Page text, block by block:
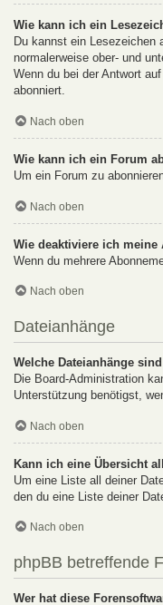
Wie kann ich ein
Du kannst ein Lesezeichen
normalerweise ober- und
Wenn du bei der Antwort
abonniert.
Nach oben
Wie kann ich ein Forum
Um ein Forum zu
Nach oben
Wie deaktiviere ich meine
Wenn du mehrere
Nach oben
Dateianhänge
Welche Dateianhänge
Die Board-Administration
Unterstützung benötigst,
Nach oben
Kann ich eine Übersicht
Um eine Liste all deiner
den du eine Liste deiner
Nach oben
phpBB betreffende
Wer hat diese